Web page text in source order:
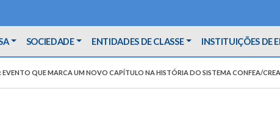
SOCIEDADE ENTIDADES DE CLASSE INSTITUIÇÕES DE
EVENTO QUE MARCA UM NOVO CAPÍTULO NA HISTÓRIA DO SISTEMA CONFEA/